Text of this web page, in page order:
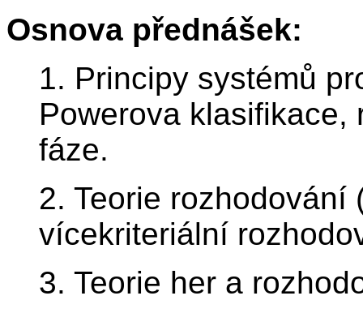
Osnova přednášek:
1. Principy systémů
Powerova
fáze.
2. Teorie rozhodování
vícekriteriální
3. Teorie her a